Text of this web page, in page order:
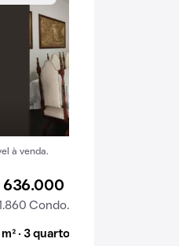
à venda.
636.000
Condo. + IPTU
· 3 quartos · 2 vagas